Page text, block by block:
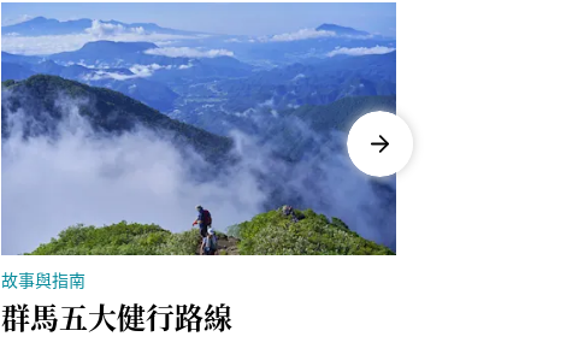
故事與指南
群馬五大健行路線